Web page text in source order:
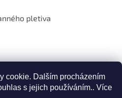
cookie. Dalším procházením
s jejich používáním.. Více
pletiva